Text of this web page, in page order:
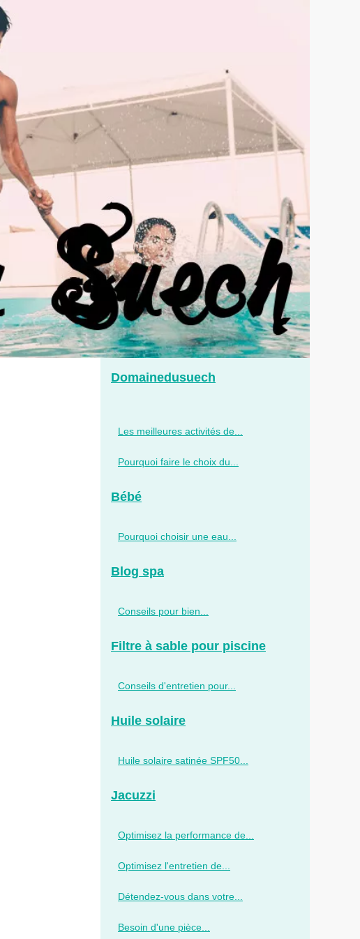
Domainedusuech
Les meilleures activités de...
Pourquoi faire le choix du...
Bébé
Pourquoi choisir une eau...
Blog spa
Conseils pour bien...
Filtre à sable pour piscine
Conseils d'entretien pour...
Huile solaire
Huile solaire satinée SPF50...
Jacuzzi
Optimisez la performance de...
Optimisez l'entretien de...
Détendez-vous dans votre...
Besoin d'une pièce...